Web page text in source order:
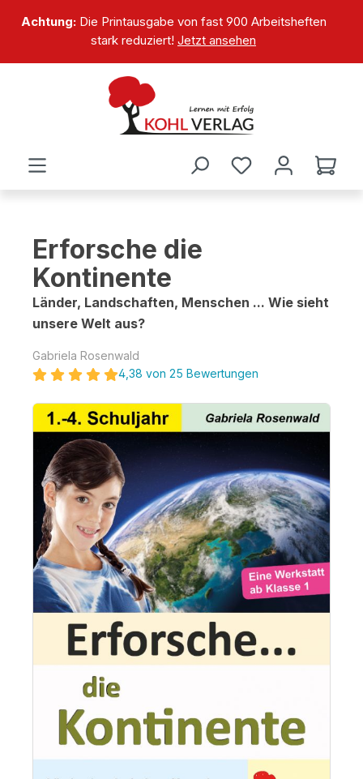
springen
Achtung:Die Printausgabe von fast 900 Arbeitsheften
stark reduziert! Jetzt ansehen
Erforsche die
Kontinente
Länder, Landschaften, Menschen ... Wie sieht
unsere Welt aus?
Gabriela Rosenwald
4,38 von 25 Bewertungen
Bildergalerie überspringen